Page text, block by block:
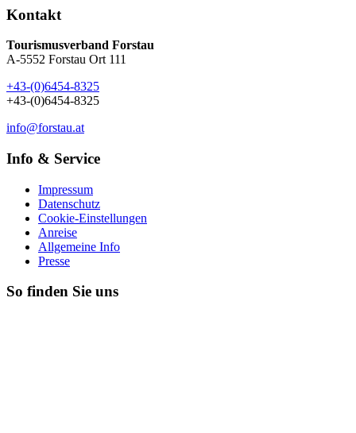
Kontakt
Tourismusverband Forstau
A-5552 Forstau Ort 111
+43-(0)6454-8325
+43-(0)6454-8325
info@forstau.at
Info & Service
Impressum
Datenschutz
Cookie-Einstellungen
Anreise
Allgemeine Info
Presse
So finden Sie uns